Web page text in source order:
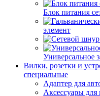
Блок питания
элемент
Универсальное
Вилки, розетки и
специальные
Адаптер для
Аксессуары для